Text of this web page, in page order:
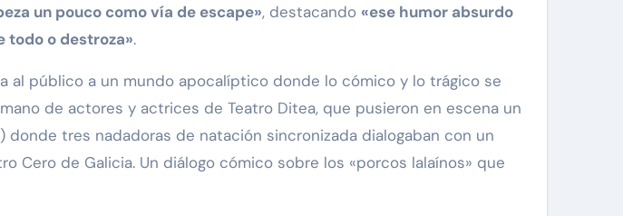
un pouco como vía de escape», destacando «ese humor absurdo
todo o destroza».
al público a un mundo apocalíptico donde lo cómico y lo trágico se
de actores y actrices de Teatro Ditea, que pusieron en escena un
tres nadadoras de natación sincronizada dialogaban con un
de Galicia. Un diálogo cómico sobre los «porcos lalaínos» que